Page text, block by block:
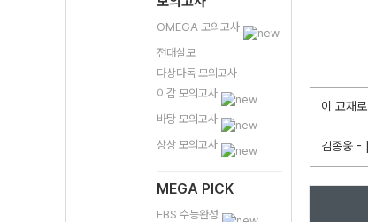
OMEGA 모의고사
전대실모
다상다독 모의고사
이감 모의고사
바탕 모의고사
상상 모의고사
MEGA PICK
EBS 수능완성
이 교재
김종웅 -